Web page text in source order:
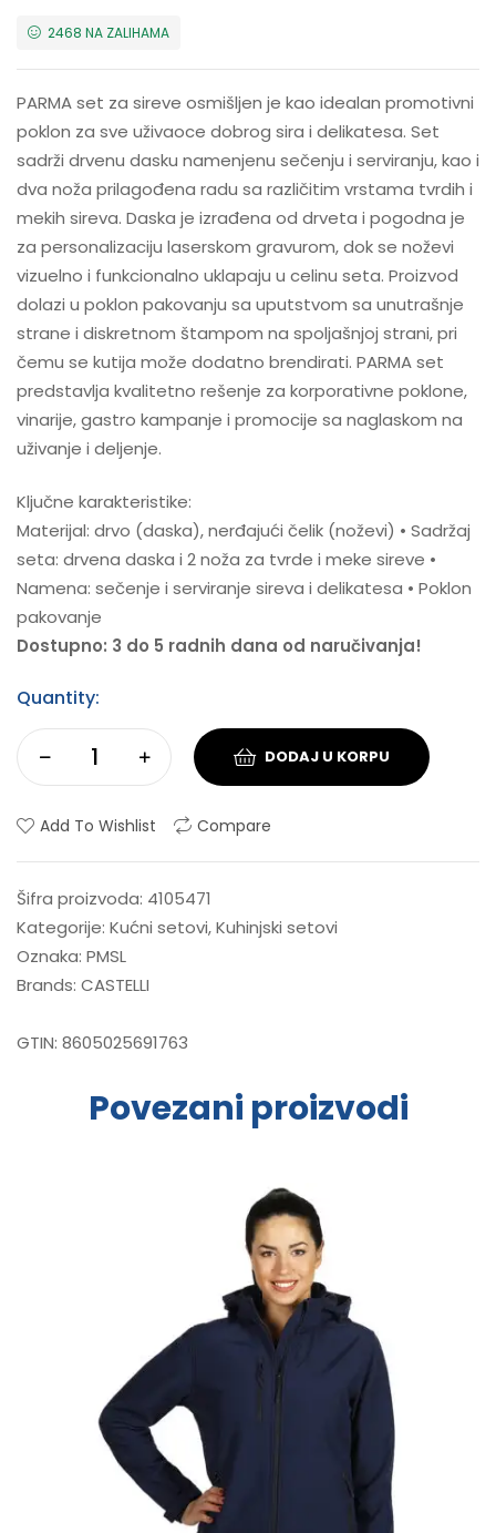
2468 NA ZALIHAMA
PARMA set za sireve osmišljen je kao idealan promotivni
poklon za sve uživaoce dobrog sira i delikatesa. Set
sadrži drvenu dasku namenjenu sečenju i serviranju, kao i
dva noža prilagođena radu sa različitim vrstama tvrdih i
mekih sireva. Daska je izrađena od drveta i pogodna je
za personalizaciju laserskom gravurom, dok se noževi
vizuelno i funkcionalno uklapaju u celinu seta. Proizvod
dolazi u poklon pakovanju sa uputstvom sa unutrašnje
strane i diskretnom štampom na spoljašnjoj strani, pri
čemu se kutija može dodatno brendirati. PARMA set
predstavlja kvalitetno rešenje za korporativne poklone,
vinarije, gastro kampanje i promocije sa naglaskom na
uživanje i deljenje.
Ključne karakteristike:
Materijal: drvo (daska), nerđajući čelik (noževi) • Sadržaj
seta: drvena daska i 2 noža za tvrde i meke sireve •
Namena: sečenje i serviranje sireva i delikatesa • Poklon
pakovanje
Dostupno: 3 do 5 radnih dana od naručivanja!
Quantity:
DODAJ U KORPU
Add To Wishlist Compare
Šifra proizvoda: 4105471
Kategorije: Kućni setovi,Kuhinjski setovi
Oznaka: PMSL
Brands: CASTELLI
GTIN: 8605025691763
Povezani proizvodi